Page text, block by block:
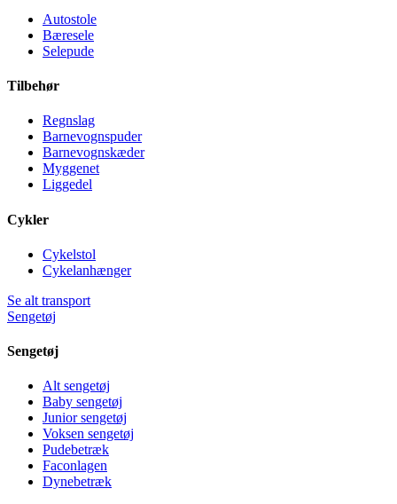
Autostole
Bæresele
Selepude
Tilbehør
Regnslag
Barnevognspuder
Barnevognskæder
Myggenet
Liggedel
Cykler
Cykelstol
Cykelanhænger
Se alt transport
Sengetøj
Sengetøj
Alt sengetøj
Baby sengetøj
Junior sengetøj
Voksen sengetøj
Pudebetræk
Faconlagen
Dynebetræk